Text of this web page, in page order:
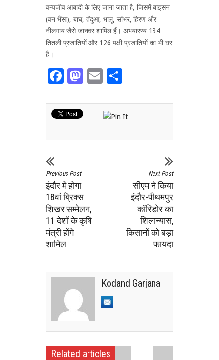
वन्यजीव आबादी के लिए जाना जाता है, जिसमें बाइसन
(वन भैंसा), बाघ, तेंदुआ, भालू, सांभर, हिरण और
नीलगाय जैसे जानवर शामिल हैं। अभयारण्य 134
तितली प्रजातियों और 126 पक्षी प्रजातियों का भी घर
है।
Facebook
Mastodon
Email
Previous Post
इंदौर में होगा
18वां ब्रिक्स
शिखर सम्मेलन,
11 देशों के कृषि
मंत्री होंगे
शामिल
Next Post
सीएम ने किया
इंदौर-पीथमपुर
कॉरिडोर का
शिलान्यास,
किसानों को बड़ा
फायदा
Kodand Garjana
Related articles